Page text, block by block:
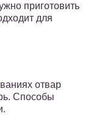
приготовить
для
отвар
Способы